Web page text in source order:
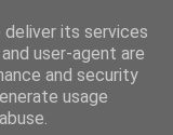
its services
user-agent are
and security
usage